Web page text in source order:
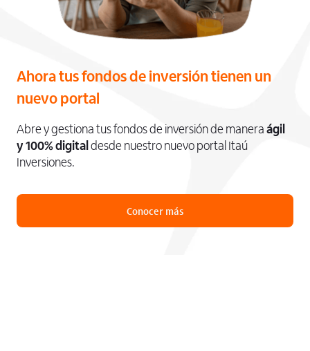
Ahora tus fondos de inversión tienen un
nuevo portal
Abre y gestiona tus fondos de inversión de manera ágil
y 100% digitaldesde nuestro nuevo portal Itaú
Inversiones.
Conocer más